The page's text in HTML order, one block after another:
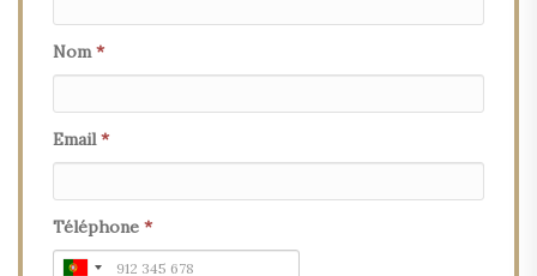
Nom*
Email*
Téléphone *